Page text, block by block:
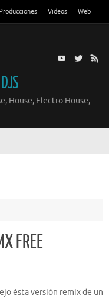
Producciones Videos Web
House, Electro House,
FREE
ésta versión remix de un